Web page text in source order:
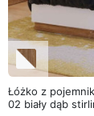
Łóżko z
02 biały dąb